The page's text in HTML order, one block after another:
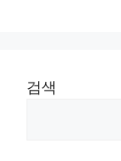
검색